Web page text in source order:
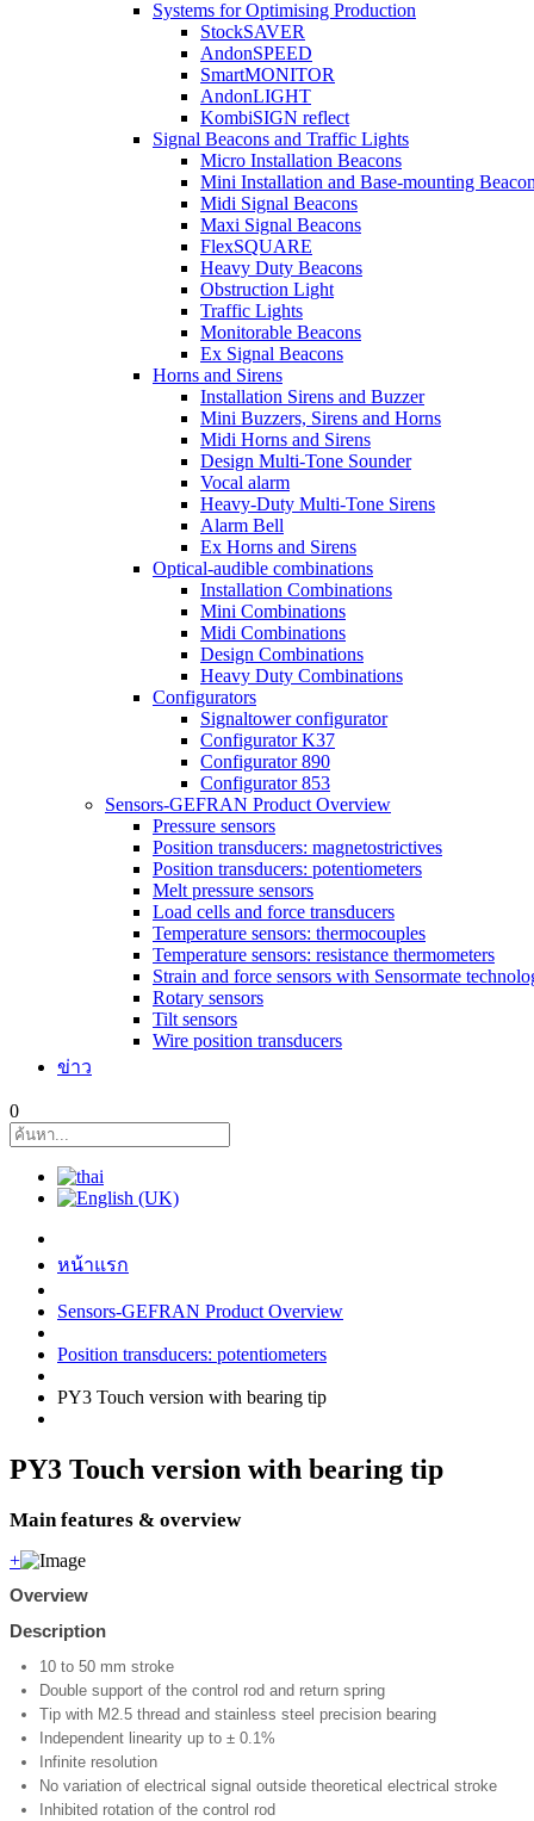
Systems for Optimising Production
StockSAVER
AndonSPEED
SmartMONITOR
AndonLIGHT
KombiSIGN reflect
Signal Beacons and Traffic Lights
Micro Installation Beacons
Mini Installation and Base-mounting
Midi Signal Beacons
Maxi Signal Beacons
FlexSQUARE
Heavy Duty Beacons
Obstruction Light
Traffic Lights
Monitorable Beacons
Ex Signal Beacons
Horns and Sirens
Installation Sirens and Buzzer
Mini Buzzers, Sirens and Horns
Midi Horns and Sirens
Design Multi-Tone Sounder
Vocal alarm
Heavy-Duty Multi-Tone Sirens
Alarm Bell
Ex Horns and Sirens
Optical-audible combinations
Installation Combinations
Mini Combinations
Midi Combinations
Design Combinations
Heavy Duty Combinations
Configurators
Signaltower configurator
Configurator K37
Configurator 890
Configurator 853
Sensors-GEFRAN Product Overview
Pressure sensors
Position transducers: magnetostrictives
Position transducers: potentiometers
Melt pressure sensors
Load cells and force transducers
Temperature sensors: thermocouples
Temperature sensors: resistance thermometers
Strain and force sensors with Sensormate
Rotary sensors
Tilt sensors
Wire position transducers
ข่าว
0
หน้าแรก
Sensors-GEFRAN Product Overview
Position transducers: potentiometers
PY3 Touch version with bearing tip
PY3 Touch version with bearing tip
Main features & overview
+
Overview
Description
10 to 50 mm stroke
Double support of the control rod and return spring
Tip with M2.5 thread and stainless steel precision bearing
Independent linearity up to ± 0.1%
Infinite resolution
No variation of electrical signal outside theoretical electrical stroke
Inhibited rotation of the control rod